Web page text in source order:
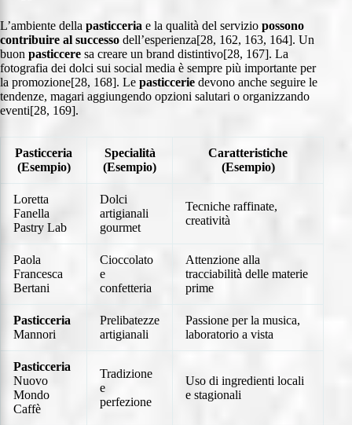
L’ambiente della pasticceria e la qualità del servizio possono
contribuire al successo dell’esperienza[28, 162, 163, 164]. Un
buon pasticcere sa creare un brand distintivo[28, 167]. La
fotografia dei dolci sui social media è sempre più importante per
la promozione[28, 168]. Le pasticcerie devono anche seguire le
tendenze, magari aggiungendo opzioni salutari o organizzando
eventi[28, 169].
Pasticceria
(Esempio)
Specialità
(Esempio)
Caratteristiche
(Esempio)
Loretta
Fanella
Pastry Lab
Dolci
artigianali
gourmet
Tecniche raffinate,
creatività
Paola
Francesca
Bertani
Cioccolato
e
confetteria
Attenzione alla
tracciabilità delle materie
prime
Pasticceria
Mannori
Prelibatezze
artigianali
Passione per la musica,
laboratorio a vista
Pasticceria
Nuovo
Mondo
Caffè
Tradizione
e
perfezione
Uso di ingredienti locali
e stagionali